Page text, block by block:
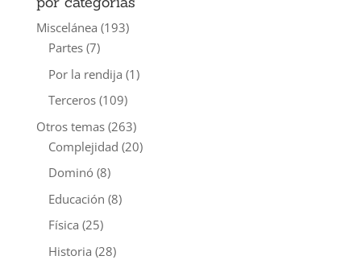
Miscelánea (193)
Partes(7)
Por la rendija (1)
Terceros(109)
Otros temas(263)
Complejidad (20)
Dominó(8)
Educación (8)
Física (25)
Historia (28)